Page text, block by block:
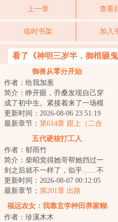
上一章 查看
临时书架 加入
看了《神明三岁半，御棺砸
御兽从零分开始
作者：给我加葱
简介：睁开眼，乔桑发现自己穿
成了初中生。紧接着来了一场模
拟考。毕业她怕了吗？她怕
了……这考的都什么...
更新时间：2026-08-06 23:51:19
最新章节： 第614章 跟上（二合
五代硬核打工人
作者：郁雨竹
简介：柴昭觉得她哥帮她挡过一
剑之后就不一样了，似乎……不
是他了。他总会说些郑先生都没
听过的，她听起...
更新时间：2026-08-07 00:12:05
最新章节： 第201章 出路
福运农女：我靠玄学种田养家糊
作者：珍溪木木